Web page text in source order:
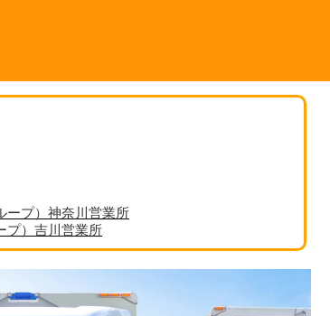
ープ）神奈川営業所
プ）吉川営業所